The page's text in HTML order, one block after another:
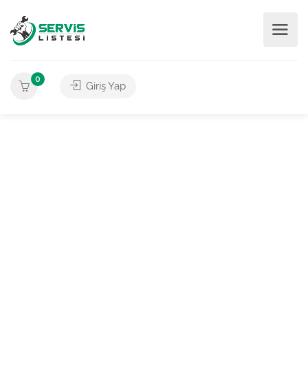
0
Giriş Yap